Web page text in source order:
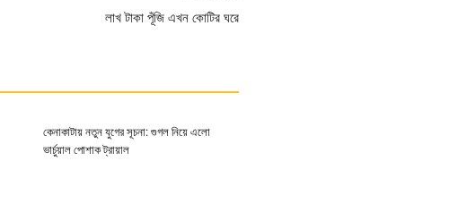
লাখ টাকা পূঁজি এখন কোটির ঘরে
কেনাকাটায় নতুন যুগের সূচনা: গুগল নিয়ে এলো
ভার্চুয়াল পোশাক ট্রায়াল